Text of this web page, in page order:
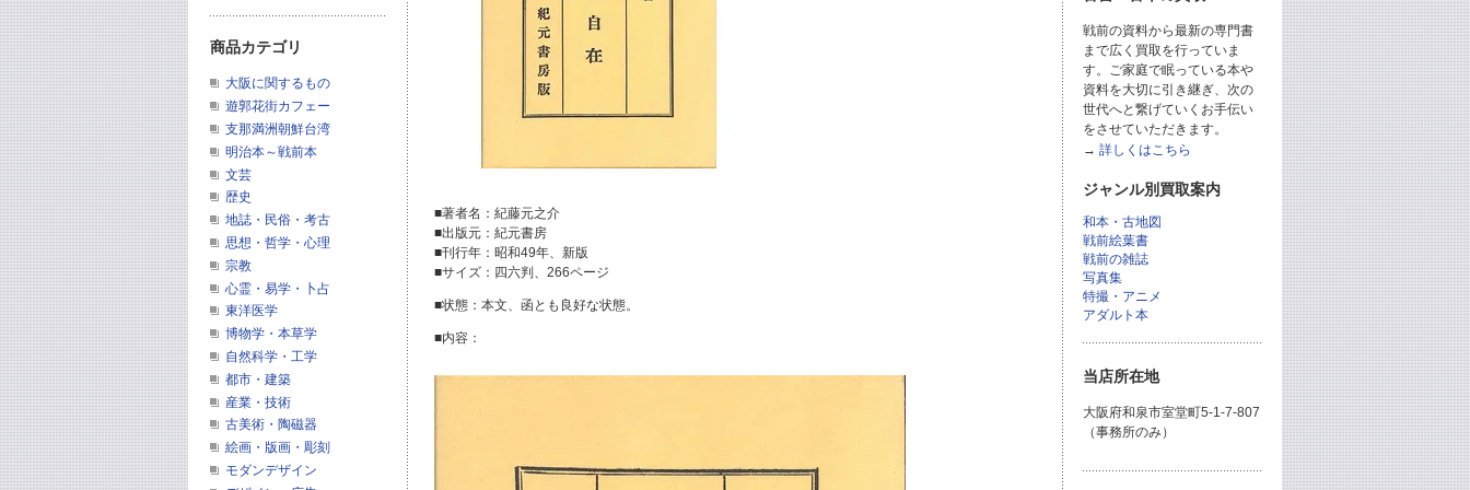
■著者名：紀藤元之介
■出版元：紀元書房
■刊行年：昭和49年、新版
■サイズ：四六判、266ページ
■状態：本文、函とも良好な状態。
■内容：
商品カテゴリ
大阪に関するもの
遊郭花街カフェー
支那満洲朝鮮台湾
明治本～戦前本
文芸
歴史
地誌・民俗・考古
思想・哲学・心理
宗教
心霊・易学・卜占
東洋医学
博物学・本草学
自然科学・工学
都市・建築
産業・技術
古美術・陶磁器
絵画・版画・彫刻
モダンデザイン
戦前の資料から最新の専門書
まで広く買取を行っていま
す。ご家庭で眠っている本や
資料を大切に引き継ぎ、次の
世代へと繋げていくお手伝い
をさせていただきます。
→ 詳しくはこちら
ジャンル別買取案内
和本・古地図
戦前絵葉書
戦前の雑誌
写真集
特撮・アニメ
アダルト本
当店所在地
大阪府和泉市室堂町5-1-7-807
（事務所のみ）